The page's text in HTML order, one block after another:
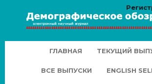
ГЛАВНАЯ ТЕКУЩИЙ
ВСЕ ВЫПУСКИ ENGLISH